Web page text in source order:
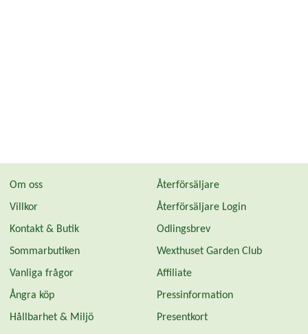
Om oss
Villkor
Kontakt & Butik
Sommarbutiken
Vanliga frågor
Ångra köp
Hållbarhet & Miljö
Återförsäljare
Återförsäljare Login
Odlingsbrev
Wexthuset Garden Club
Affiliate
Pressinformation
Presentkort